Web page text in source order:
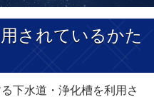
されているかた
下水道・浄化槽を利用さ